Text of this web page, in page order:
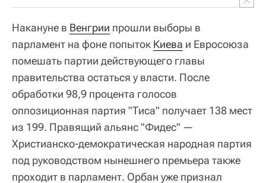
Накануне в Венгрии прошли выборы в
парламент на фоне попыток Киева и Евросоюза
помешать партии действующего главы
правительства остаться у власти. После
обработки 98,9 процента голосов
оппозиционная партия "Тиса" получает 138 мест
из 199. Правящий альянс "Фидес" —
Христианско-демократическая народная партия
под руководством нынешнего премьера также
проходит в парламент. Орбан уже признал